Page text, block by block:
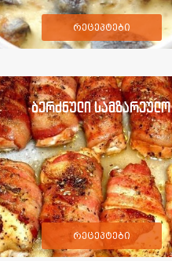
რეცეპტები
ბერძნული სამზარეულო
რეცეპტები